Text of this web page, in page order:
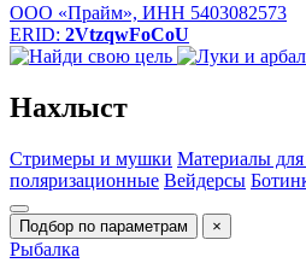
ООО «Прайм», ИНН 5403082573
ERID: 2VtzqwFoCoU
Нахлыст
Стримеры и мушки Материалы
поляризационные Вейдерсы
Подбор по параметрам ×
Рыбалка